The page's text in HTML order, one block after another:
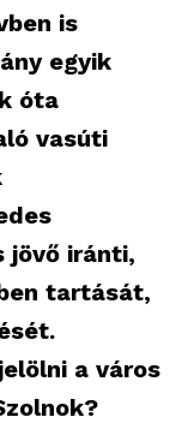
is
egyik
óta
vasúti
jövő iránti,
tartását,
a város